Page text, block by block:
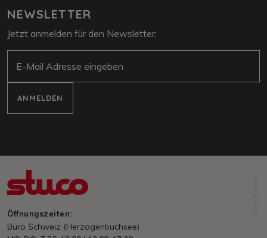
NEWSLETTER
Jetzt anmelden für den Newsletter:
ANMELDEN
Öffnungszeiten:
Büro Schweiz (Herzogenbuchsee)